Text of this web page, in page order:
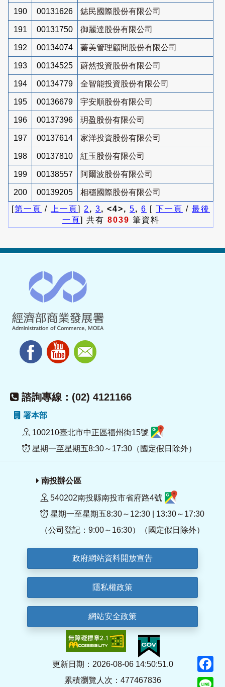
190 00131626 鋕民國際股份有限公司
191 00131750 御麗達股份有限公司
192 00134074 蓁美管理顧問股份有限公司
193 00134525 蔚然投資股份有限公司
194 00134779 全智能投資股份有限公司
195 00136679 宇安順股份有限公司
196 00137396 玥盈股份有限公司
197 00137614 家洋投資股份有限公司
198 00137810 紅玉股份有限公司
199 00138557 阿爾波股份有限公司
200 00139205
相穩國際股份有限公司
[第一頁 / 上一頁] 2 , 3, <4>, 5, 6 [ 下一頁 / 最後
一頁] 共有 8039 筆資料
諮詢專線：(02) 4121166
署本部
100210臺北市中正區福州街15號
星期一至星期五8:30～17:30（國定假日除外）
南投辦公區
540202南投縣南投市省府路4號
星期一至星期五8:30～12:30 | 13:30～17:30
（公司登記：9:00～16:30）（國定假日除外）
政府網站資料開放宣告
隱私權政策
網站安全政策
更新日期：2026-08-06 14:50:51.0
累積瀏覽人次：477467836